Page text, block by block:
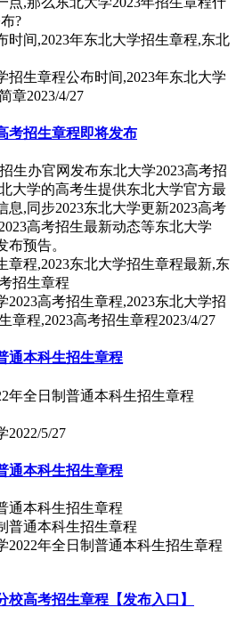
?
招生章程公布时间,2023年东北大学
章2023/4/27
考招生章程即将发布
生办官网发布东北大学2023高考招
大学的高考生提供东北大学官方最
息,同步2023东北大学更新2023高考
高考招生最新动态等东北大学
布预告。
2023高考招生章程,2023东北大学招
章程,2023高考招生章程2023/4/27
通本科生招生章程
年全日制普通本科生招生章程
2022/5/27
通本科生招生章程
通本科生招生章程
2022年全日制普通本科生招生章程
校高考招生章程【发布入口】